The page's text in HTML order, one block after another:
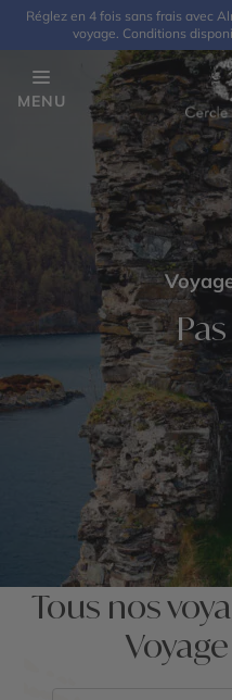
Réglez en 4 fois sans frais avec
voyage. Conditions
MENU
Tous nos